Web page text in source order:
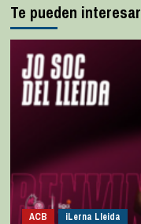
Te pueden interesar
ACB iLerna Lleida